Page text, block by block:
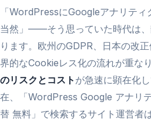
「WordPressにGoogleアナリテ
当然」——そう思っていた時代は
ります。欧州のGDPR、日本の改
界的なCookieレス化の流れが重なり
のリスクとコスト が急速に顕在化
在、「WordPress Google アナリ
替 無料」で検索するサイト運営者